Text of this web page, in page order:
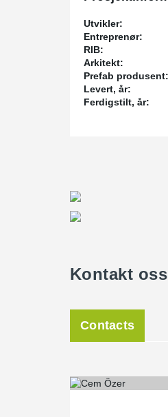
Utvikler:
Entreprenør:
RIB:
Arkitekt:
Prefab produsent:
Levert, år:
Ferdigstilt, år:
Kontakt oss
Contacts